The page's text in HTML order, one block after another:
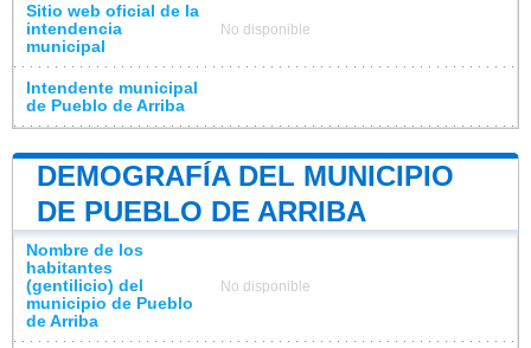
Sitio web oficial de la
intendencia
municipal
No disponible
Intendente municipal
de Pueblo de Arriba
DEMOGRAFÍA DEL MUNICIPIO
DE PUEBLO DE ARRIBA
Nombre de los
habitantes
(gentilicio) del
municipio de Pueblo
de Arriba
No disponible